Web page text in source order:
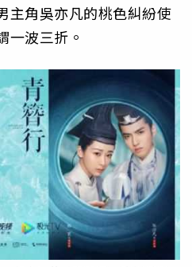
主角吳亦凡的桃色糾紛使
一波三折。